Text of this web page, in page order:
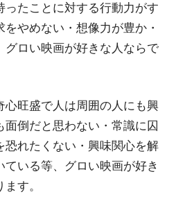
ったことに対する行動力がす
やめない・想像力が豊か・
グロい映画が好きな人ならで
心旺盛で人は周囲の人にも興
倒だと思わない・常識に囚
恐れたくない・興味関心を解
ている等、グロい映画が好き
す。